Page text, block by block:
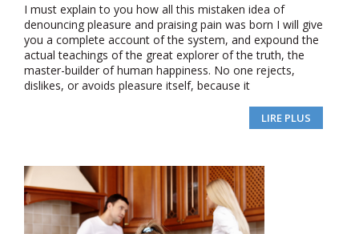
I must explain to you how all this mistaken idea of
denouncing pleasure and praising pain was born I will give
you a complete account of the system, and expound the
actual teachings of the great explorer of the truth, the
master-builder of human happiness. No one rejects,
dislikes, or avoids pleasure itself, because it
LIRE PLUS